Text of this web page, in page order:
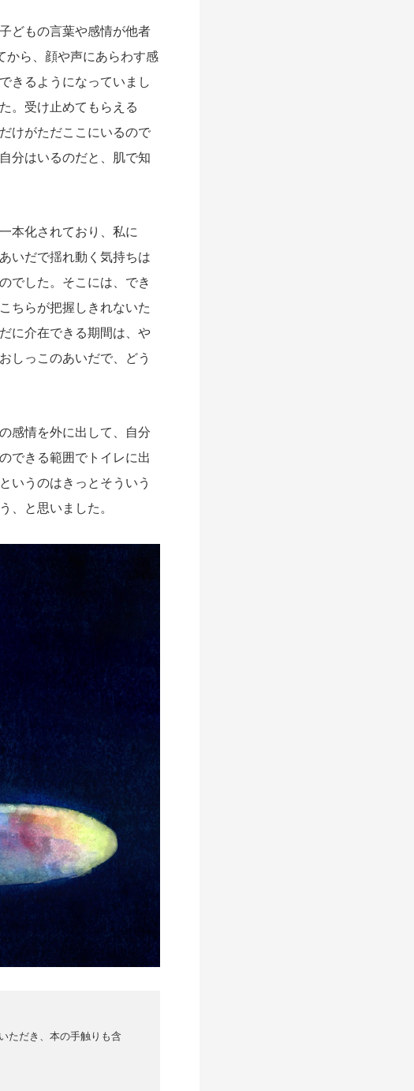
どもの言葉や感情が他者
から、顔や声にあらわす感
きるようになっていまし
。受け止めてもらえる
けがただここにいるので
分はいるのだと、肌で知
本化されており、私に
いだで揺れ動く気持ちは
でした。そこには、でき
ちらが把握しきれないた
に介在できる期間は、や
しっこのあいだで、どう
感情を外に出して、自分
できる範囲でトイレに出
いうのはきっとそういう
、と思いました。
ただき、本の手触りも含